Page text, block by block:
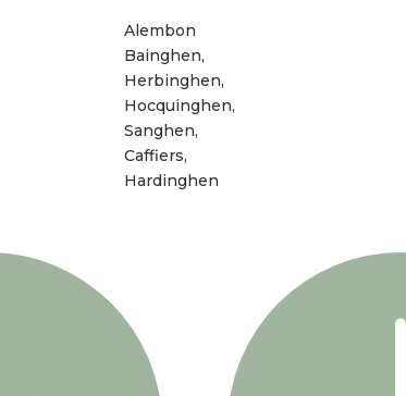
Alembon
Bainghen,
Herbinghen,
Hocquinghen,
Sanghen,
Caffiers,
Hardinghen